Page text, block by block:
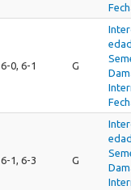
6-0, 6-1 G
6-1, 6-3 G